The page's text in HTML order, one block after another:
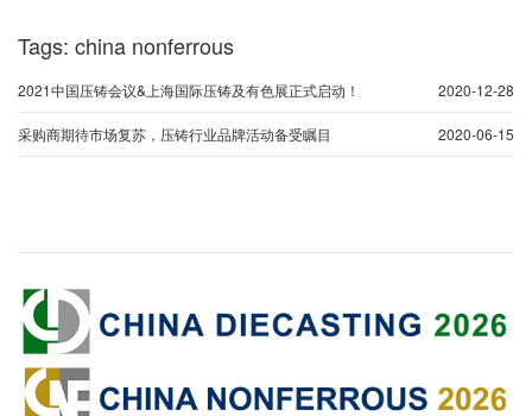
Tags: china nonferrous
2020-12-28
2021中国压铸会议&上海国际压铸及有色展正式启动！
2020-06-15
采购商期待市场复苏，压铸行业品牌活动备受瞩目